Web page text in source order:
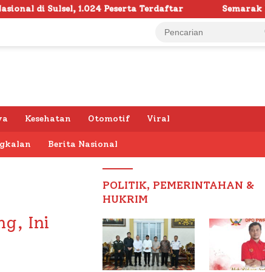
Terdaftar Semarak HUT RI ke -81 di
Kesehatan Otomotif Viral
Berita Nasional
Ini
POLITIK, PEMERINTAHAN &
HUKRIM